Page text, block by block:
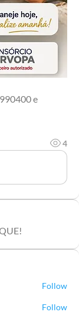
e
4
Follow
Follow